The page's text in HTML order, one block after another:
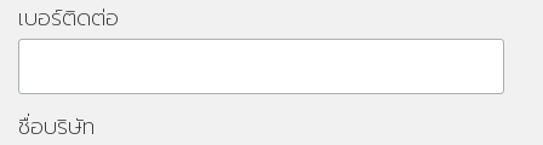
เบอร์ติดต่อ
ชื่อบริษัท